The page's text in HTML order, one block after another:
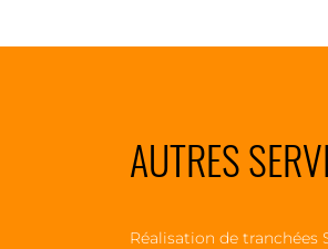
AUTRES
Réalisation de tranchées